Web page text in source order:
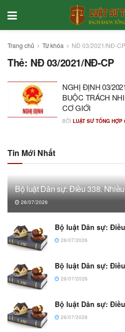
Trang chủ Từ khóa NĐ 03/2021/NĐ-CP
Thẻ: NĐ 03/2021/NĐ-CP
NGHỊ ĐỊNH 03/
BUỘC TRÁCH
CƠ GIỚI
BỞI LUẬT SƯ TỔNG HỢP
Tin Mới Nhất
Bộ luật Dân sự: Điều 338.
26/07/2026
Bộ luật Dân sự:
26/07/2026
Bộ luật Dân sự:
26/07/2026
Bộ luật Dân sự:
26/07/2026